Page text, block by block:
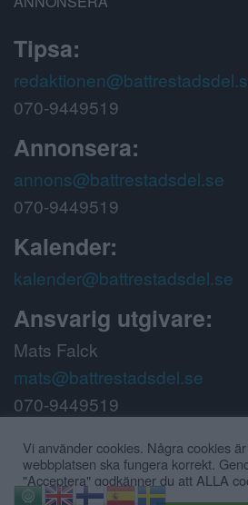
Tipsa:
070-9449519
Annonsera:
annons@battrestadsdel.se
070-9449519
Kalender:
kalender@battrestadsdel.se
Ansvarig utgivare:
Mats Falck
mats@battrestadsdel.se
070-9449519
Följ oss på:
Vi använder cookies. Några cookies
webbplatsen ska fungera korrekt.
"Acceptera" godkänner du att ALLA